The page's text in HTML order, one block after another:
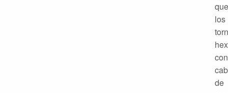
que
los
con
de